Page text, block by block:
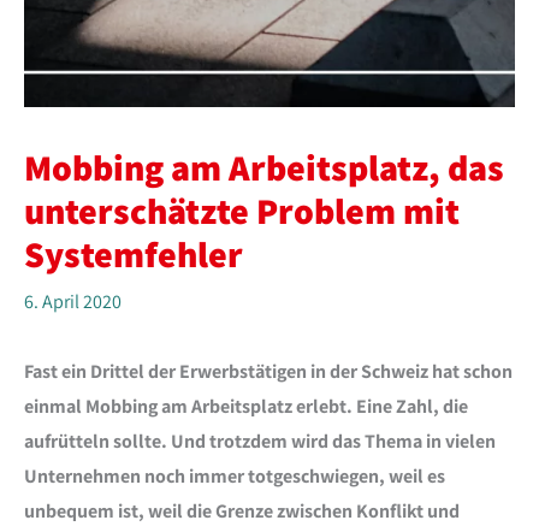
Mobbing am Arbeitsplatz, das
unterschätzte Problem mit
Systemfehler
6. April 2020
Fast ein Drittel der Erwerbstätigen in der Schweiz hat schon
einmal Mobbing am Arbeitsplatz erlebt. Eine Zahl, die
aufrütteln sollte. Und trotzdem wird das Thema in vielen
Unternehmen noch immer totgeschwiegen, weil es
unbequem ist, weil die Grenze zwischen Konflikt und